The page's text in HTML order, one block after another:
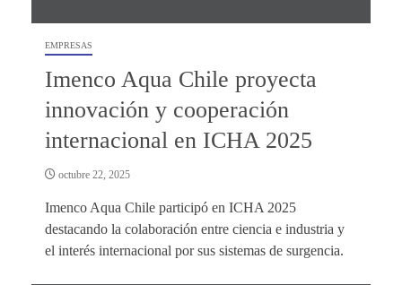
EMPRESAS
Imenco Aqua Chile proyecta
innovación y cooperación
internacional en ICHA 2025
octubre 22, 2025
Imenco Aqua Chile participó en ICHA 2025
destacando la colaboración entre ciencia e industria y
el interés internacional por sus sistemas de surgencia.